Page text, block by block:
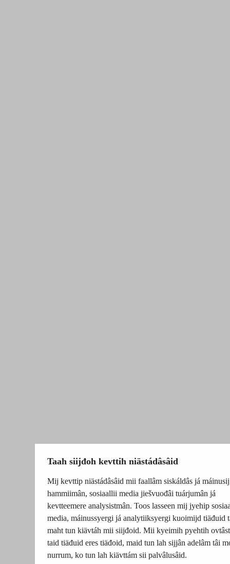
Taah siijđoh kevttih niästádâsâid
Mij kevttip niästádâsâid mii faallâm siskáldâs já máinusij
hammiimân, sosiaallii media jiešvuođâi tuárjumân já
kevtteemere analysistmân. Toos lasseen mij jyehip
media, máinussyergi já analytiiksyergi kuoimijd tiäđuid
maht tun kiävtáh mii siijđoid. Mii kyeimih pyehtih
taid tiäđuid eres tiäđoid, maid tun lah sijjân adelâm tâi
nurrum, ko tun lah kiävttám sii palvâlusâid.